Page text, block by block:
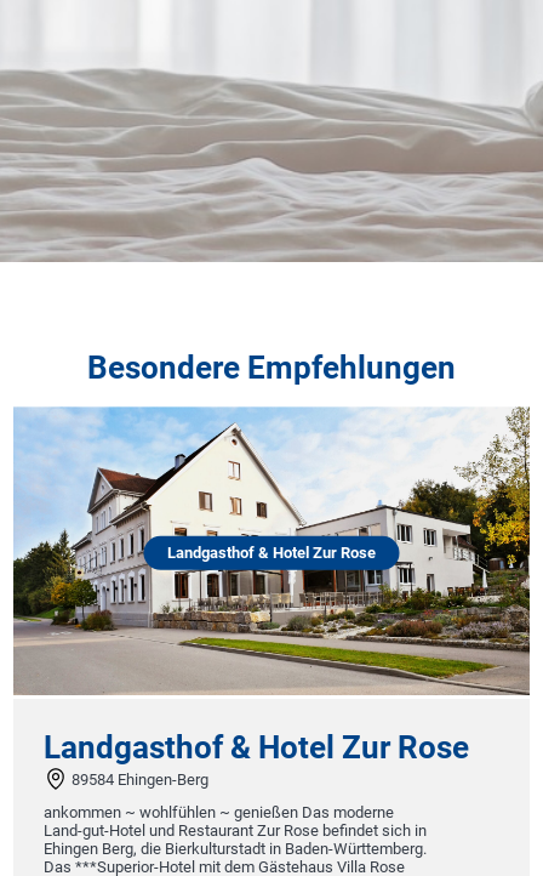
Besondere Empfehlungen
Landgasthof & Hotel Zur Rose
Landgasthof & Hotel Zur Rose
89584 Ehingen-Berg
ankommen ~ wohlfühlen ~ genießen Das moderne
Land-gut-Hotel und Restaurant Zur Rose befindet sich in
Ehingen Berg, die Bierkulturstadt in Baden-Württemberg.
Das ***Superior-Hotel mit dem Gästehaus Villa Rose